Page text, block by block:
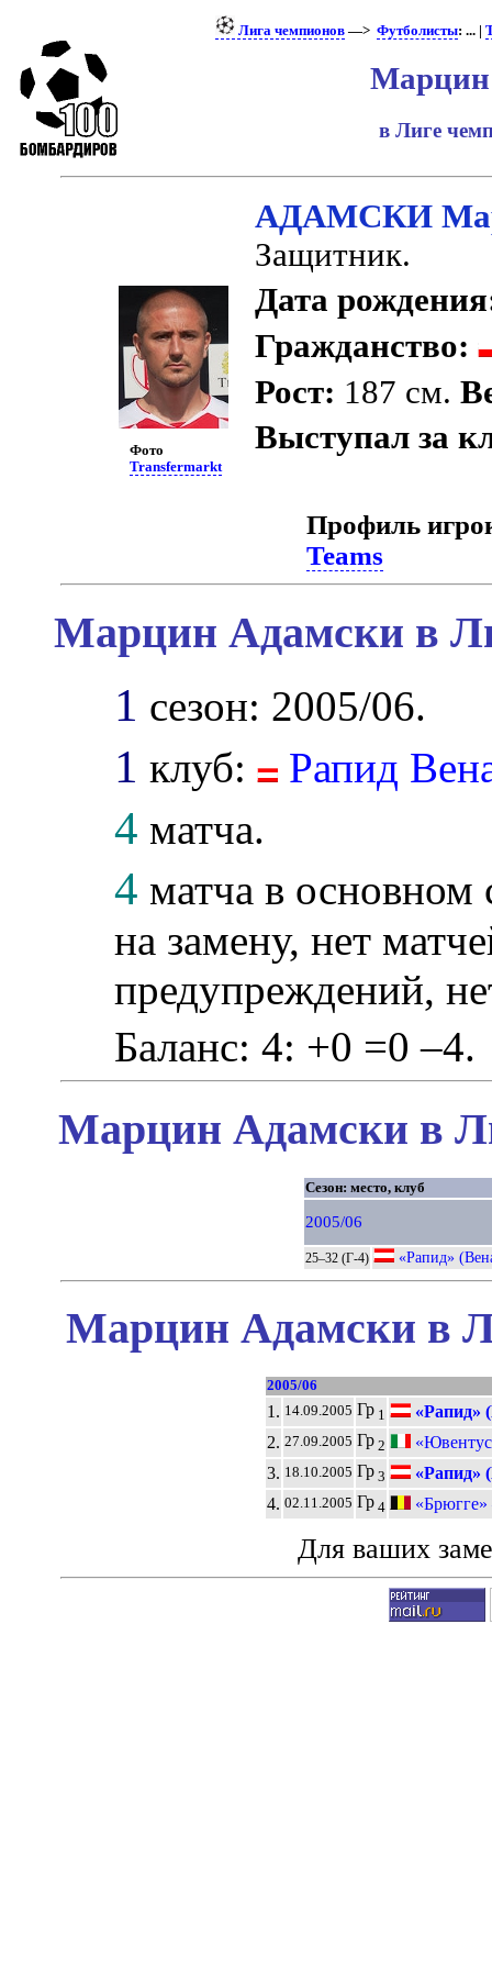
Лига чемпионов—> Футболисты: ... |
в Лиге
Фото
Transfermarkt
АДАМСКИ
Защитник.
Дата
Гражданство:
Рост: 187 см.
Выступал за
Профиль
Teams
Марцин Адамски в
1 сезон: 2005/06.
1 клуб: Рапид
4 матча.
4 матча в основном
на замену, нет
предупреждений,
Баланс: 4: +0 =0 –4.
Марцин Адамски в
Сезон: место, клуб
2005/06
25–32 (Г-4) «Рапид»
Марцин Адамски в
2005/06
1. 14.09.2005 Гр 1
«Рапид»
2. 27.09.2005 Гр 2
3. 18.10.2005 Гр 3
«Рапид»
4. 02.11.2005 Гр 4
Для ваших